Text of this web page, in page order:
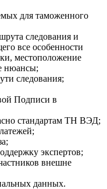
для таможенного
следования и
все особенности
местоположение
нюансы;
следования;
Подписи в
стандартам ТН ВЭД;
экспертов;
внешне
данных.